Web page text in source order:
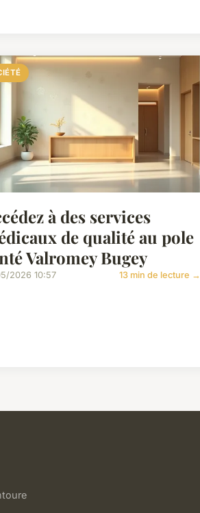
à des services
de qualité au pole
Valromey Bugey
2026 10:57 13 min de lecture →